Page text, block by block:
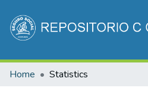
Communities & Collections
Home Statistics